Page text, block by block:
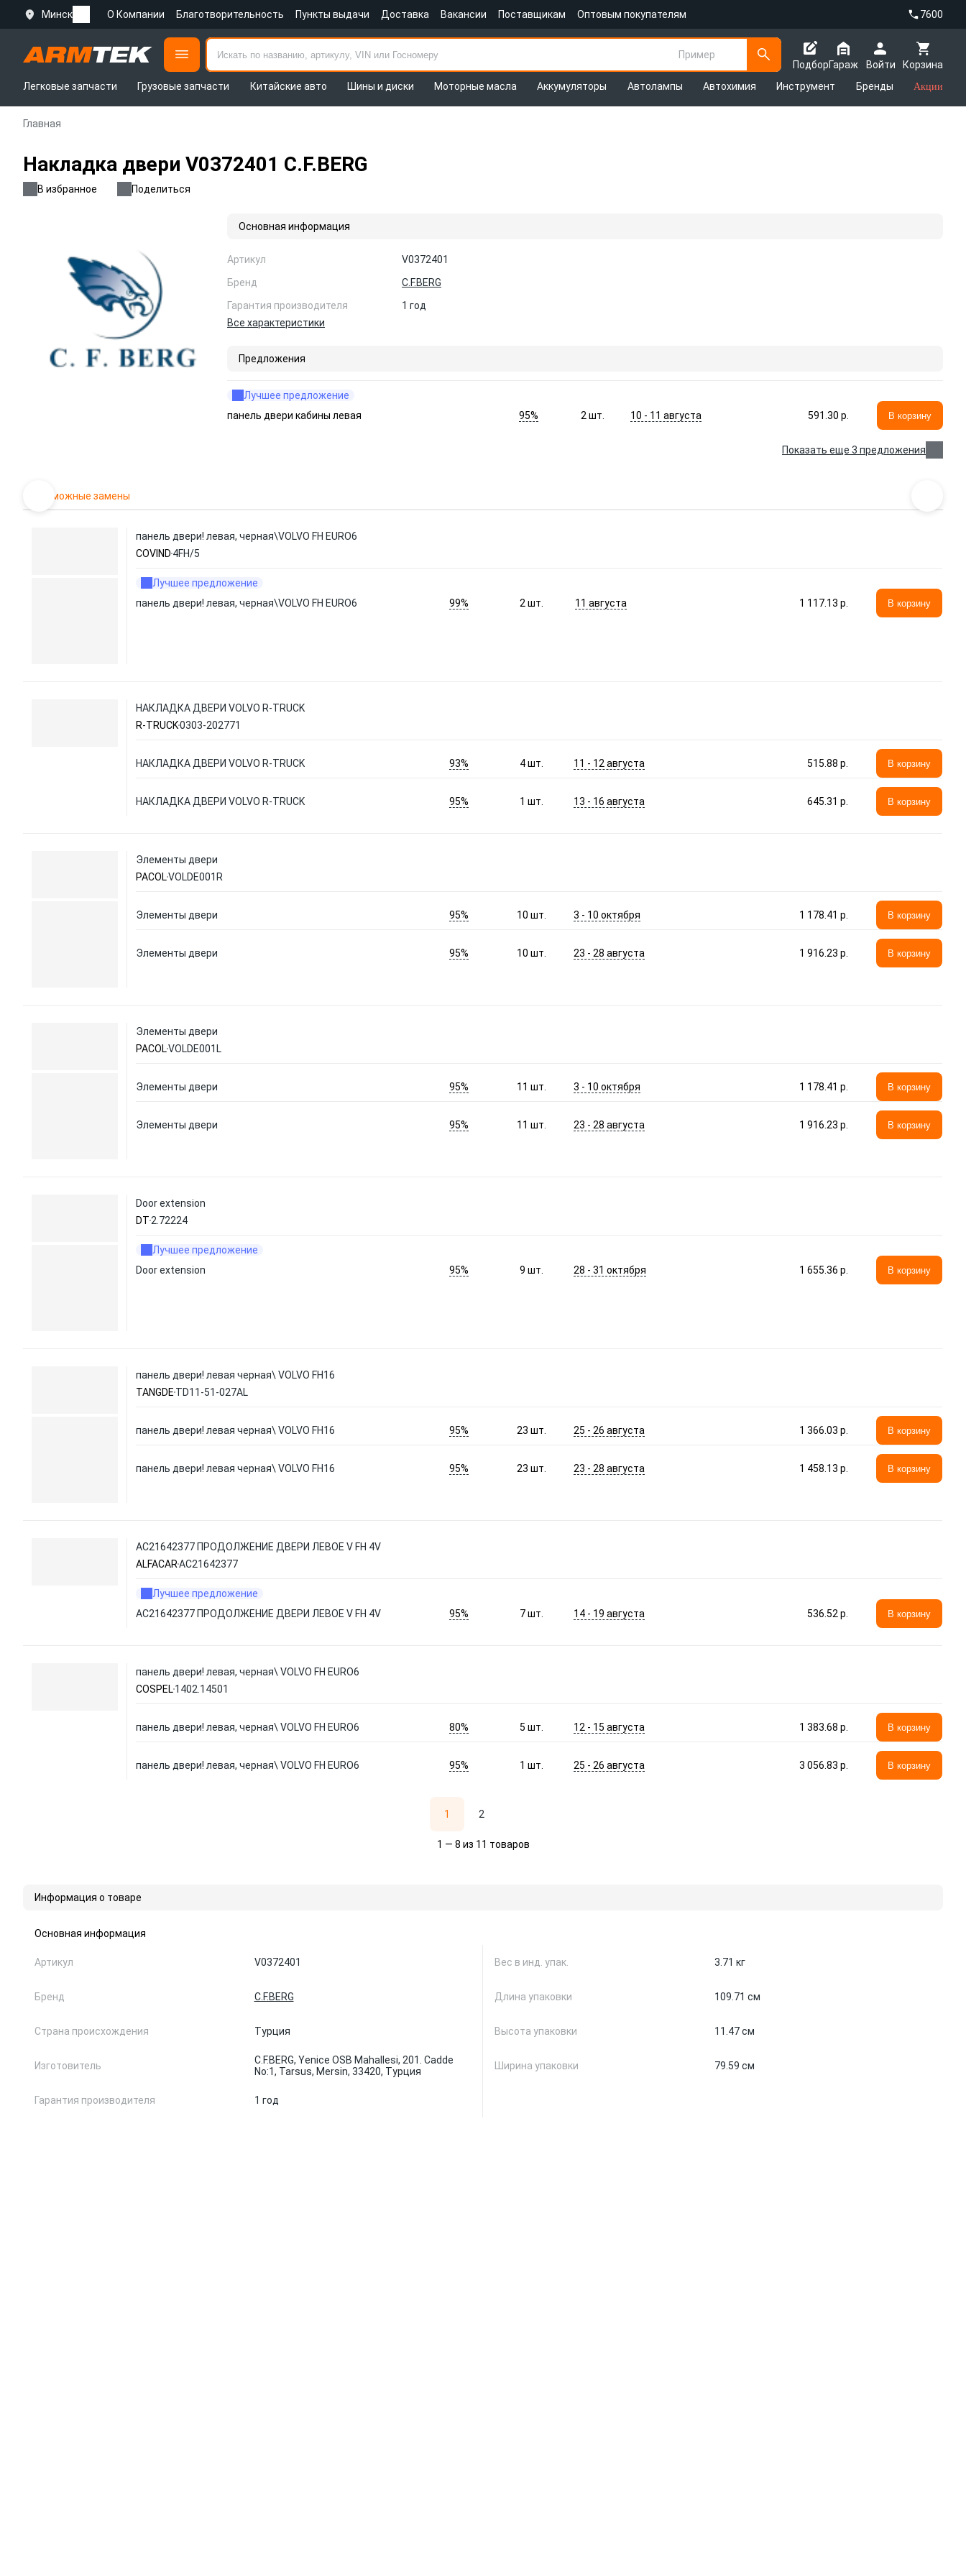
Минск О Компании Благотворительность Пункты выдачи Доставка Вакансии Поставщикам Оптовым покупателям 7600
Пример
Подбор
Корзина
Гараж
Войти
Легковые запчасти
Грузовые запчасти Китайские авто Шины и диски Моторные масла Аккумуляторы Автолампы Автохимия Инструмент Бренды Акции
Главная
Накладка двери V0372401 C.F.BERG
В избранное Поделиться
Основная информация
Артикул
V0372401
Бренд
C.F.BERG
Гарантия производителя
1 год
Все характеристики
Предложения
Лучшее предложение
панель двери кабины левая
95% 2шт. 10 - 11 августа 591.30 p. В корзину
Показать еще 3 предложения
Возможные замены
панель двери! левая, черная\VOLVO FH EURO6
COVIND 4FH/5
Лучшее предложение
панель двери! левая, черная\VOLVO FH EURO6
99% 2шт. 11 августа 1 117.13 p. В корзину
НАКЛАДКА ДВЕРИ VOLVO R-TRUCK
R-TRUCK0303-202771
НАКЛАДКА ДВЕРИ VOLVO R-TRUCK 93% 4шт. 11 - 12 августа 515.88 p. В корзину
НАКЛАДКА ДВЕРИ VOLVO R-TRUCK 95% 1шт. 13 - 16 августа 645.31 p. В корзину
Элементы двери
PACOLVOLDE001R
Элементы двери 95% 10шт. 3 - 10 октября 1 178.41 p. В корзину
Элементы двери 95% 10шт. 23 - 28 августа 1 916.23 p. В корзину
Элементы двери
PACOLVOLDE001L
Элементы двери 95% 11шт. 3 - 10 октября 1 178.41 p. В корзину
Элементы двери 95% 11шт. 23 - 28 августа 1 916.23 p. В корзину
Door extension
DT 2.72224
Лучшее предложение
Door extension
95% 9шт. 28 - 31 октября 1 655.36 p. В корзину
панель двери! левая черная\ VOLVO FH16
TANGDE TD11-51-027AL
панель двери! левая черная\ VOLVO FH16 95% 23шт. 25 - 26 августа 1 366.03 p. В корзину
панель двери! левая черная\ VOLVO FH16 95% 23шт. 23 - 28 августа 1 458.13 p. В корзину
AC21642377 ПРОДОЛЖЕНИЕ ДВЕРИ ЛЕВОЕ V FH 4V
ALFACARAC21642377
Лучшее предложение
AC21642377 ПРОДОЛЖЕНИЕ ДВЕРИ ЛЕВОЕ V FH 4V
95% 7шт. 14 - 19 августа 536.52 p. В корзину
панель двери! левая, черная\ VOLVO FH EURO6
COSPEL1402.14501
панель двери! левая, черная\ VOLVO FH EURO6 80% 5шт. 12 - 15 августа 1 383.68 p. В корзину
панель двери! левая, черная\ VOLVO FH EURO6 95% 1шт. 25 - 26 августа 3 056.83 p. В корзину
1 2
1 — 8 из 11 товаров
Информация о товаре
Основная информация
Артикул V0372401
Бренд C.F.BERG
Страна происхождения Турция
Изготовитель
C.F.BERG, Yenice OSB Mahallesi, 201. Cadde
No:1, Tarsus, Mersin, 33420, Турция
Гарантия производителя 1 год
Вес в инд. упак. 3.71 кг
Длина упаковки 109.71 см
Высота упаковки 11.47 см
Ширина упаковки 79.59 см